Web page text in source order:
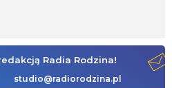
Radia Rodzina!
studio@radiorodzina.pl